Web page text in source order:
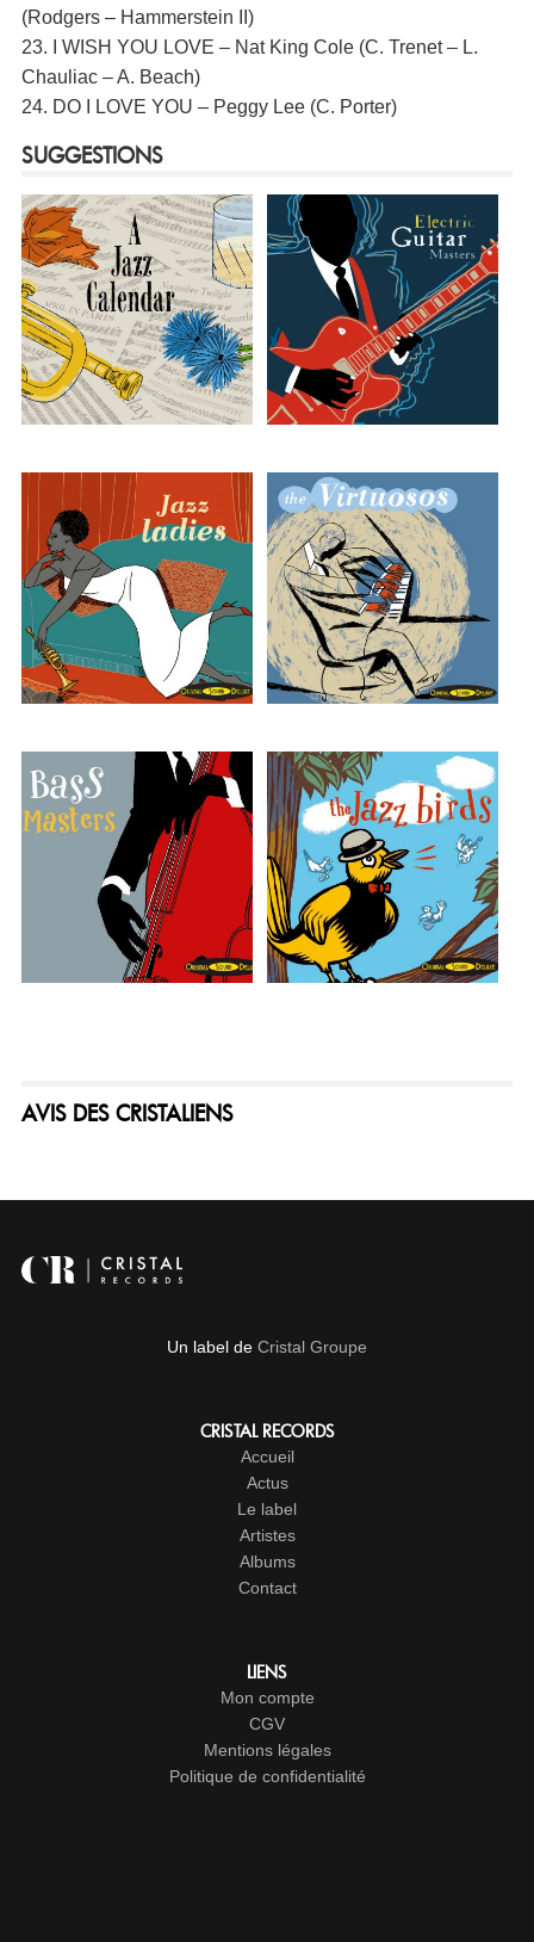
(Rodgers – Hammerstein II)
23. I WISH YOU LOVE – Nat King Cole (C. Trenet – L.
Chauliac – A. Beach)
24. DO I LOVE YOU – Peggy Lee (C. Porter)
SUGGESTIONS
AVIS DES CRISTALIENS
Un label de Cristal Groupe
CRISTAL RECORDS
Accueil
Actus
Le label
Artistes
Albums
Contact
LIENS
Mon compte
CGV
Mentions légales
Politique de confidentialité